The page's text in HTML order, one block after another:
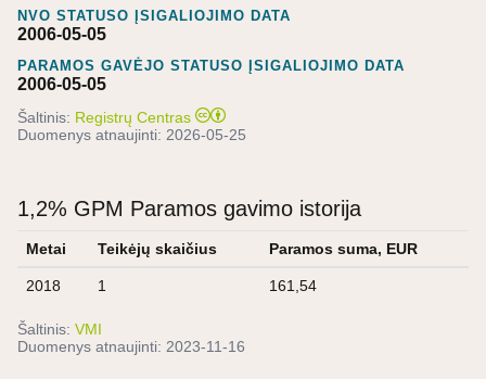
NVO STATUSO ĮSIGALIOJIMO DATA
2006-05-05
PARAMOS GAVĖJO STATUSO ĮSIGALIOJIMO DATA
2006-05-05
Šaltinis: Registrų Centras
Duomenys atnaujinti: 2026-05-25
1,2% GPM Paramos gavimo istorija
Metai Teikėjų skaičius Paramos suma, EUR
2018 1 161,54
Šaltinis: VMI
Duomenys atnaujinti: 2023-11-16